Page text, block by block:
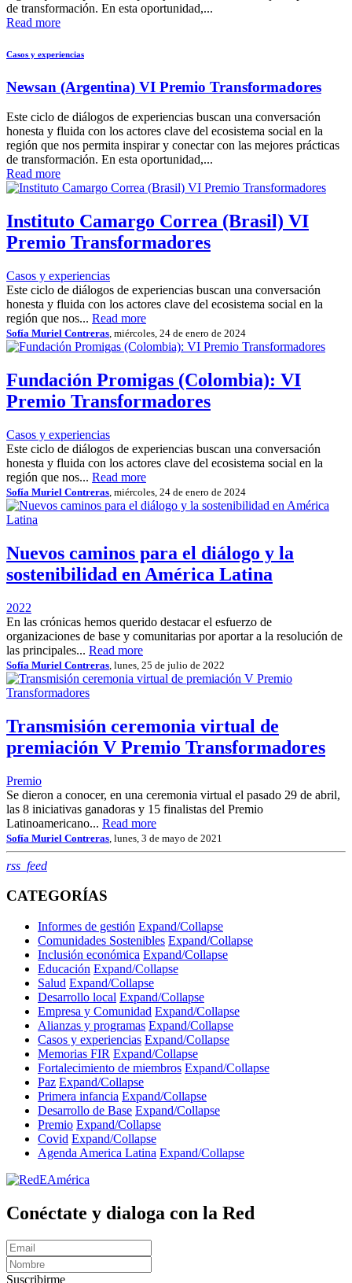
de transformación. En esta oportunidad,...
Read more
Casos y experiencias
Newsan (Argentina) VI Premio Transformadores
Este ciclo de diálogos de experiencias buscan una conversación
honesta y fluida con los actores clave del ecosistema social en la
región que nos permita inspirar y conectar con las mejores prácticas
de transformación. En esta oportunidad,...
Read more
Instituto Camargo Correa (Brasil) VI
Premio Transformadores
Casos y experiencias
Este ciclo de diálogos de experiencias buscan una conversación
honesta y fluida con los actores clave del ecosistema social en la
región que nos... Read more
Sofía Muriel Contreras, miércoles, 24 de enero de 2024
Fundación Promigas (Colombia): VI
Premio Transformadores
Casos y experiencias
Este ciclo de diálogos de experiencias buscan una conversación
honesta y fluida con los actores clave del ecosistema social en la
región que nos... Read more
Sofía Muriel Contreras , miércoles, 24 de enero de 2024
Nuevos caminos para el diálogo y la
sostenibilidad en América Latina
2022
En las crónicas hemos querido destacar el esfuerzo de
organizaciones de base y comunitarias por aportar a la resolución de
las principales... Read more
Sofía Muriel Contreras , lunes, 25 de julio de 2022
Transmisión ceremonia virtual de
premiación V Premio Transformadores
Premio
Se dieron a conocer, en una ceremonia virtual el pasado 29 de abril,
las 8 iniciativas ganadoras y 15 finalistas del Premio
Latinoamericano... Read more
Sofía Muriel Contreras , lunes, 3 de mayo de 2021
rss_feedRSS
CATEGORÍAS
Informes de gestión Expand/Collapse
Comunidades Sostenibles Expand/Collapse
Inclusión económica Expand/Collapse
Educación Expand/Collapse
Salud Expand/Collapse
Desarrollo local Expand/Collapse
Empresa y Comunidad Expand/Collapse
Alianzas y programas Expand/Collapse
Casos y experiencias Expand/Collapse
Memorias FIR Expand/Collapse
Fortalecimiento de miembros Expand/Collapse
Paz Expand/Collapse
Primera infancia Expand/Collapse
Desarrollo de Base Expand/Collapse
Premio Expand/Collapse
Covid Expand/Collapse
Agenda America Latina Expand/Collapse
Conéctate y dialoga con la Red
Suscribirme